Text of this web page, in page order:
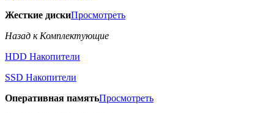
Жесткие дискиПросмотреть
Назад к Комплектующие
HDD Накопители
SSD Накопители
Оперативная памятьПросмотреть